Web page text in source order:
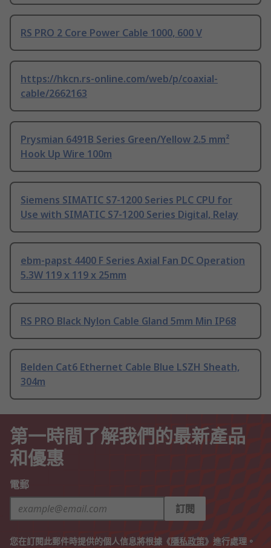
RS PRO 2 Core Power Cable 1000, 600 V
https://hkcn.rs-online.com/web/p/coaxial-
cable/2662163
Prysmian 6491B Series Green/Yellow 2.5 mm²
Hook Up Wire 100m
Siemens SIMATIC S7-1200 Series PLC CPU for
Use with SIMATIC S7-1200 Series Digital, Relay
ebm-papst 4400 F Series Axial Fan DC Operation
5.3W 119 x 119 x 25mm
RS PRO Black Nylon Cable Gland 5mm Min IP68
Belden Cat6 Ethernet Cable Blue LSZH Sheath,
304m
第一時間了解我們的最新產品
和優惠
電郵
訂閱
您在訂閱此郵件時提供的個人信息將根據《隱私政策》進行處理。